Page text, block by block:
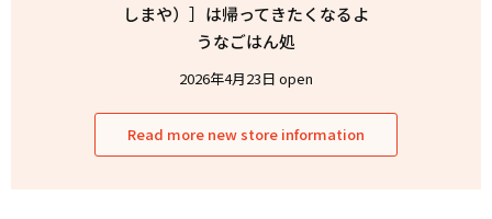
しまや）］は帰ってきたくなるよ
うなごはん処
2026年4月23日 open
Read more new store information